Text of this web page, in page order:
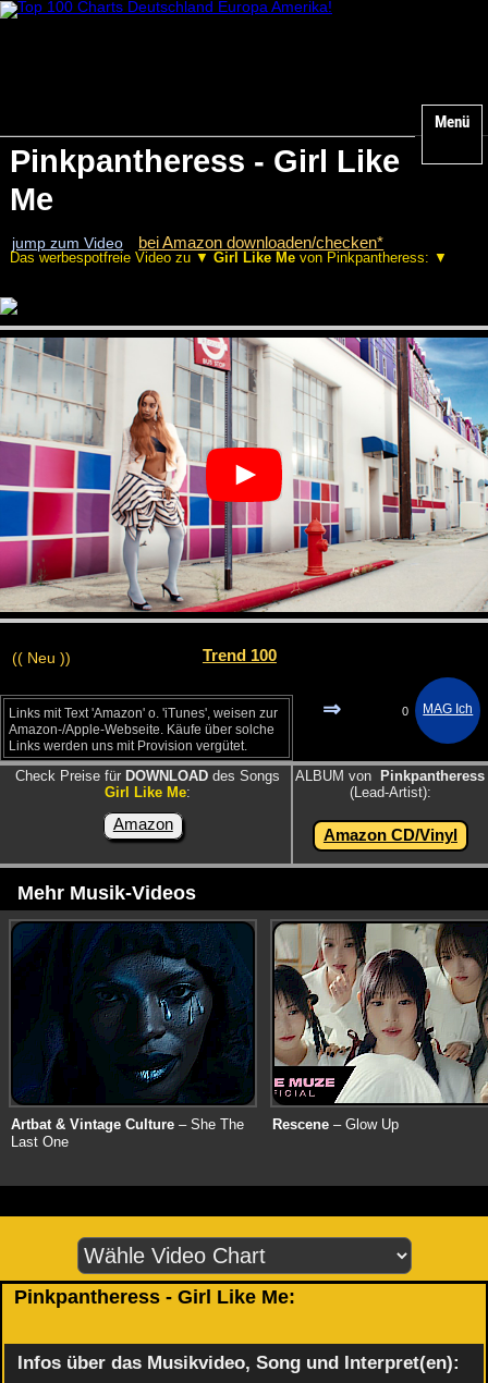
Menü
Pinkpantheress - Girl Like
Me
jump zum Video bei Amazon downloaden/checken*
Das werbespotfreie Video zu ▼ Girl Like Mevon Pinkpantheress: ▼
(( Neu )) Trend 100
Links mit Text 'Amazon' o. 'iTunes', weisen zur
Amazon-/Apple-Webseite. Käufe über solche
Links werden uns mit Provision vergütet.
⇒ 0
Check Preise für DOWNLOAD des Songs
Girl Like Me:
Amazon
ALBUM von
Pinkpantheress
(Lead-Artist):
Amazon CD/Vinyl
Mehr Musik-Videos
Artbat & Vintage Culture – She The
Last One
Rescene – Glow Up
Pinkpantheress - Girl Like Me:
Infos über das Musikvideo, Song und Interpret(en):